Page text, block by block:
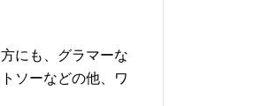
にも、グラマーな
ソーなどの他、ワ